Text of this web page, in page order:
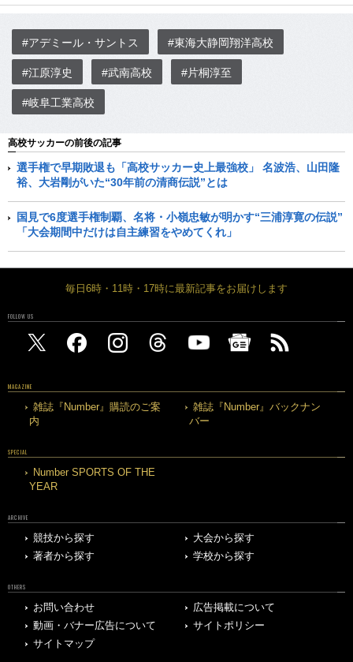
#アデミール・サントス #東海大静岡翔洋高校
#江原淳史 #武南高校 #片桐淳至
#岐阜工業高校
高校サッカーの前後の記事
選手権で早期敗退も「高校サッカー史上最強校」 名波浩、山田隆
裕、大岩剛がいた“30年前の清商伝説”とは
国見で6度選手権制覇、名将・小嶺忠敏が明かす“三浦淳寛の伝説”
「大会期間中だけは自主練習をやめてくれ」
毎日6時・11時・17時に最新記事をお届けします
FOLLOW US
MAGAZINE
雑誌『Number』購読のご案
内
雑誌『Number』バックナン
バー
SPECIAL
Number SPORTS OF THE
YEAR
ARCHIVE
競技から探す
大会から探す
著者から探す
学校から探す
OTHERS
お問い合わせ
広告掲載について
動画・バナー広告について
サイトポリシー
サイトマップ